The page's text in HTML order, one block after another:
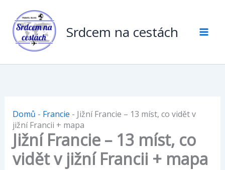
obsah
Srdcem na cestách
Domů - Francie - Jižní Francie – 13 míst, co vidět v
jižní Francii + mapa
Jižní Francie – 13 míst, co
vidět v jižní Francii + mapa